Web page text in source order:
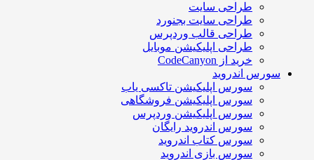
طراحی سایت
طراحی سایت بجنورد
طراحی قالب وردپرس
طراحی اپلیکیشن موبایل
خرید از CodeCanyon
سورس اندروید
سورس اپلیکیشن تاکسی یاب
سورس اپلیکیشن فروشگاهی
سورس اپلیکیشن وردپرس
سورس اندروید رایگان
سورس کتاب اندروید
سورس بازی اندروید